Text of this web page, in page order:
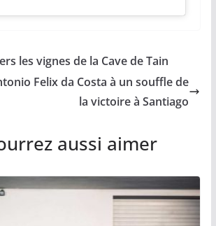
les vignes de la Cave de Tain
Felix da Costa à un souffle de
la victoire à Santiago
aussi aimer